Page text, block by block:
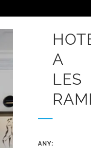
A
LES
ANY: